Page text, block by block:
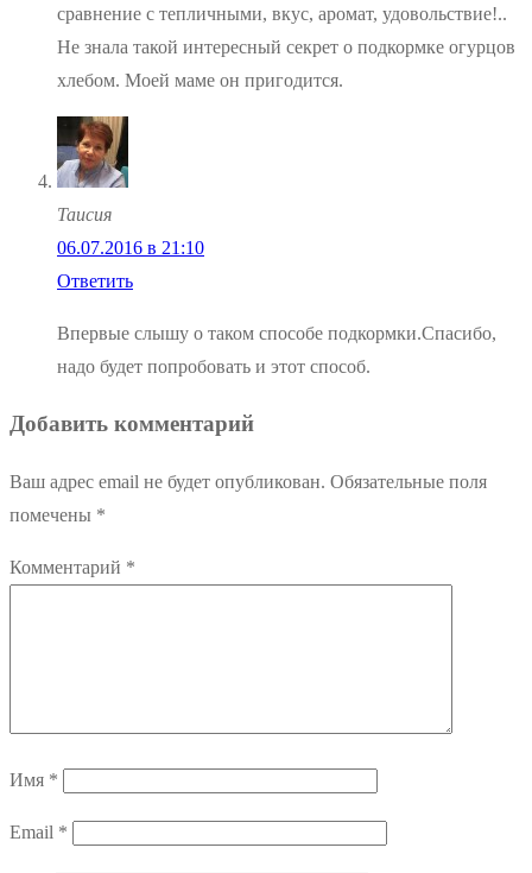
сравнение с тепличными, вкус, аромат, удовольствие!..
Не знала такой интересный секрет о подкормке огурцов
хлебом. Моей маме он пригодится.
Таисия
06.07.2016 в 21:10
Ответить
Впервые слышу о таком способе подкормки.Спасибо,
надо будет попробовать и этот способ.
Добавить комментарий
Ваш адрес email не будет опубликован. Обязательные поля
помечены *
Комментарий *
Имя *
Email *